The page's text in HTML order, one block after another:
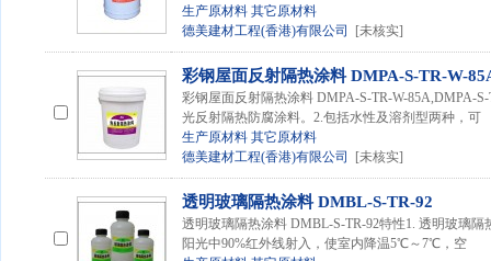
生产原材料 其它原材料
德美建材工程(香港)有限公司
[未核实]
彩钢屋面反射隔热涂料 DMPA-S-TR-W-
彩钢屋面反射隔热涂料 DMPA-S-TR-W-85A,DMPA-
光反射隔热防腐涂料。2.包括水性及溶剂型两种，可
生产原材料 其它原材料
德美建材工程(香港)有限公司
[未核实]
透明玻璃隔热涂料 DMBL-S-TR-92
透明玻璃隔热涂料 DMBL-S-TR-92特性1. 透明玻璃
阳光中90%红外线射入，使室内降温5℃～7℃，空